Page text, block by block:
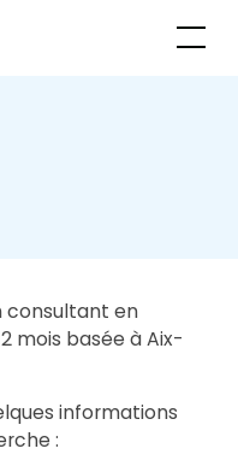
consultant en
mois basée à Aix-
informations
: